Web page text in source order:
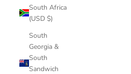
South Africa
(USD $)
South
Georgia &
South
Sandwich